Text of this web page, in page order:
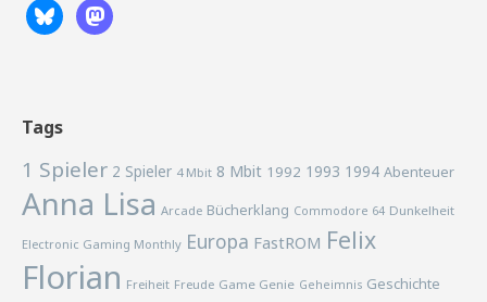
Tags
1 Spieler 2 Spieler 4 Mbit 8 Mbit 1992 1993 1994 Abenteuer
Anna Lisa Arcade Bücherklang Commodore 64 Dunkelheit
Electronic Gaming Monthly Europa FastROM Felix
Florian Freiheit Freude Game Genie Geheimnis Geschichte